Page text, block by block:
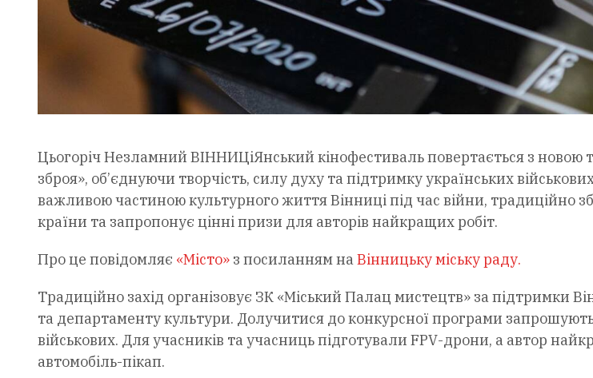
Цьогоріч Незламний ВІННИЦіЯнський кінофестиваль повертається з
зброя», об’єднуючи творчість, силу духу та підтримку українських
важливою частиною культурного життя Вінниці під час війни, традиційно
країни та запропонує цінні призи для авторів найкращих робіт.
Про це повідомляє «Місто»з посиланням наВінницьку міську раду.
Традиційно захід організовує ЗК «Міський Палац мистецтв» за підтримки
та департаменту культури. Долучитися до конкурсної програми
військових. Для учасників та учасниць підготували FPV-дрони, а автор
автомобіль-пікап.